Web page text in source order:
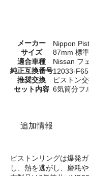
メーカー
Nippon
サイズ
87mm 標準
適合車種
Nissan フ
純正互換番号12033-
推奨交換
ピストン
セット内容 6気筒分フ
追加情報
ピストンリングは爆発
し、熱を逃がし、磨耗